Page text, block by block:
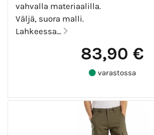
vahvalla materiaalilla.
Väljä, suora malli.
Lahkeessa...
83,90 €
varastossa